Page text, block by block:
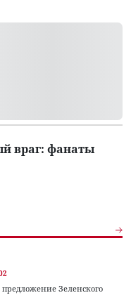
враг: фанаты
предложение Зеленского